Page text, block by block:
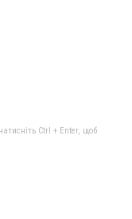
Ctrl + Enter, щоб